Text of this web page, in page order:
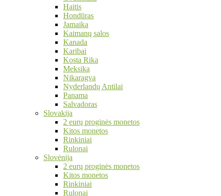
Haitis
Hondūras
Jamaika
Kaimanų salos
Kanada
Karibai
Kosta Rika
Meksika
Nikaragva
Nyderlandų Antilai
Panama
Salvadoras
Slovakija
2 eurų proginės monetos
Kitos monetos
Rinkiniai
Rulonai
Slovėnija
2 eurų proginės monetos
Kitos monetos
Rinkiniai
Rulonai